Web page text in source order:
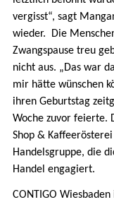
vergisst“, sagt
wieder. Die
Zwangspause treu
nicht aus. „Das war
mir hätte wünschen
ihren Geburtstag
Woche zuvor feierte.
Shop &
Handelsgruppe, die
Handel engagiert.
CONTIGO Wiesbaden